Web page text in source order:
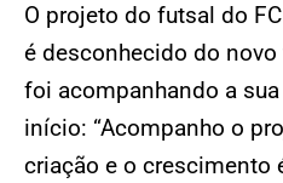
O projeto do futsal do
é desconhecido do
foi acompanhando a
início: “Acompanho o
criação e o crescimento